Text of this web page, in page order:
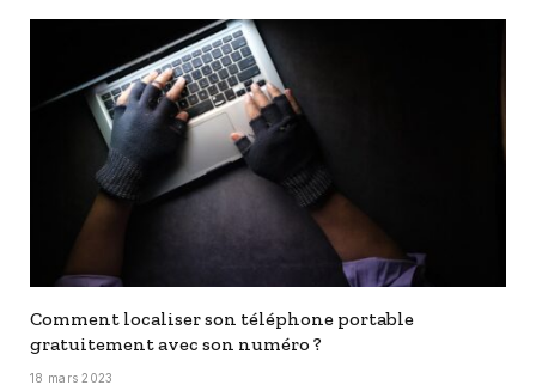
Comment localiser son téléphone portable
gratuitement avec son numéro ?
18 mars 2023